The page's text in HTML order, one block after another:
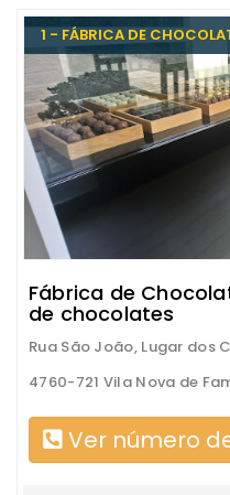
1 - FÁBRICA DE
Fábrica de
de chocolates
Rua São João, Lugar dos
4760-721 Vila Nova de
Ver número